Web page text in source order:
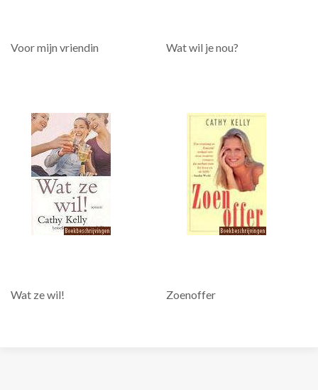
Voor mijn vriendin Wat wil je nou?
Wat ze wil! Zoenoffer